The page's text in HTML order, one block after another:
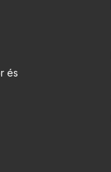
és